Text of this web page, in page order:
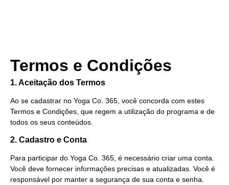
Termos e Condições
1. Aceitação dos Termos
Ao se cadastrar no Yoga Co. 365, você concorda com estes
Termos e Condições, que regem a utilização do programa e de
todos os seus conteúdos.
2. Cadastro e Conta
Para participar do Yoga Co. 365, é necessário criar uma conta.
Você deve fornecer informações precisas e atualizadas. Você é
responsável por manter a segurança de sua conta e senha.